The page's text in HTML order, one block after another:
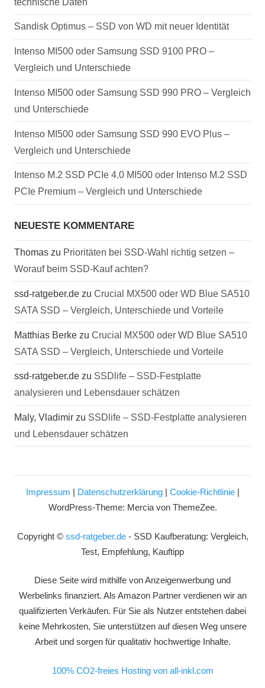
Sandisk Optimus – SSD von WD mit neuer Identität
Intenso MI500 oder Samsung SSD 9100 PRO –
Vergleich und Unterschiede
Intenso MI500 oder Samsung SSD 990 PRO – Vergleich
und Unterschiede
Intenso MI500 oder Samsung SSD 990 EVO Plus –
Vergleich und Unterschiede
Intenso M.2 SSD PCIe 4.0 MI500 oder Intenso M.2 SSD
PCIe Premium – Vergleich und Unterschiede
NEUESTE KOMMENTARE
Thomas zu Prioritäten bei SSD-Wahl richtig setzen –
Worauf beim SSD-Kauf achten?
ssd-ratgeber.de zu Crucial MX500 oder WD Blue SA510
SATA SSD – Vergleich, Unterschiede und Vorteile
Matthias Berke zu Crucial MX500 oder WD Blue SA510
SATA SSD – Vergleich, Unterschiede und Vorteile
ssd-ratgeber.de zu SSDlife – SSD-Festplatte
analysieren und Lebensdauer schätzen
Maly, Vladimir zu SSDlife – SSD-Festplatte analysieren
und Lebensdauer schätzen
Impressum Datenschutzerklärung| Cookie-Richtlinie|
WordPress-Theme: Mercia von ThemeZee.
Copyright © ssd-ratgeber.de- SSD Kaufberatung: Vergleich,
Test, Empfehlung, Kauftipp
Diese Seite wird mithilfe von Anzeigenwerbung und
Werbelinks finanziert. Als Amazon Partner verdienen wir an
qualifizierten Verkäufen. Für Sie als Nutzer entstehen dabei
keine Mehrkosten, Sie unterstützen auf diesen Weg unsere
Arbeit und sorgen für qualitativ hochwertige Inhalte.
100% CO2-freies Hosting von all-inkl.com